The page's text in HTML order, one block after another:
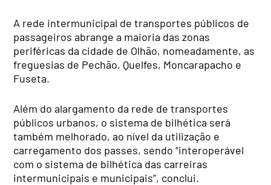
A rede intermunicipal de transportes públicos de
passageiros abrange a maioria das zonas
periféricas da cidade de Olhão, nomeadamente, as
freguesias de Pechão, Quelfes, Moncarapacho e
Fuseta.
Além do alargamento da rede de transportes
públicos urbanos, o sistema de bilhética será
também melhorado, ao nível da utilização e
carregamento dos passes, sendo “interoperável
com o sistema de bilhética das carreiras
intermunicipais e municipais”, conclui.